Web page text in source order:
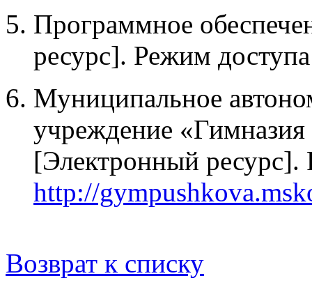
Программное
ресурс]. Режим
Муниципальное
учреждение
[Электронный ресурс].
http://
Возврат к списку